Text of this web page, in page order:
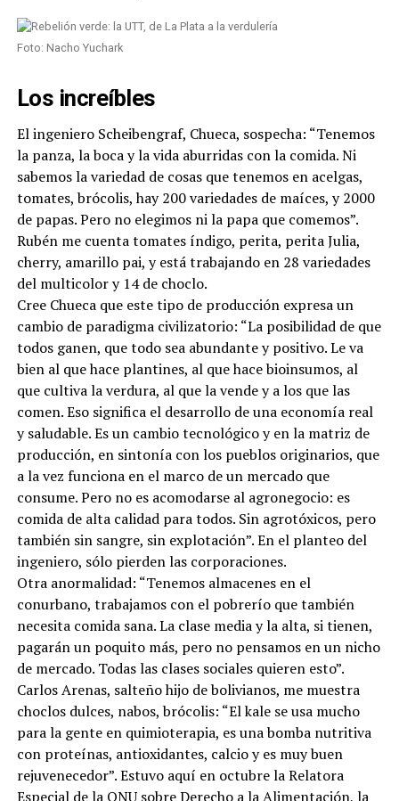
Foto: Nacho Yuchark
Los increíbles
El ingeniero Scheibengraf, Chueca, sospecha: “Tenemos
la panza, la boca y la vida aburridas con la comida. Ni
sabemos la variedad de cosas que tenemos en acelgas,
tomates, brócolis, hay 200 variedades de maíces, y 2000
de papas. Pero no elegimos ni la papa que comemos”.
Rubén me cuenta tomates índigo, perita, perita Julia,
cherry, amarillo pai, y está trabajando en 28 variedades
del multicolor y 14 de choclo.
Cree Chueca que este tipo de producción expresa un
cambio de paradigma civilizatorio: “La posibilidad de que
todos ganen, que todo sea abundante y positivo. Le va
bien al que hace plantines, al que hace bioinsumos, al
que cultiva la verdura, al que la vende y a los que las
comen. Eso significa el desarrollo de una economía real
y saludable. Es un cambio tecnológico y en la matriz de
producción, en sintonía con los pueblos originarios, que
a la vez funciona en el marco de un mercado que
consume. Pero no es acomodarse al agronegocio: es
comida de alta calidad para todos. Sin agrotóxicos, pero
también sin sangre, sin explotación”. En el planteo del
ingeniero, sólo pierden las corporaciones.
Otra anormalidad: “Tenemos almacenes en el
conurbano, trabajamos con el pobrerío que también
necesita comida sana. La clase media y la alta, si tienen,
pagarán un poquito más, pero no pensamos en un nicho
de mercado. Todas las clases sociales quieren esto”.
Carlos Arenas, salteño hijo de bolivianos, me muestra
choclos dulces, nabos, brócolis: “El kale se usa mucho
para la gente en quimioterapia, es una bomba nutritiva
con proteínas, antioxidantes, calcio y es muy buen
rejuvenecedor”. Estuvo aquí en octubre la Relatora
Especial de la ONU sobre Derecho a la Alimentación, la